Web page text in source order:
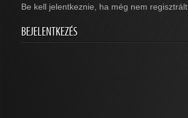
Be kell jelentkeznie, ha még nem regisztrált
BEJELENTKEZÉS